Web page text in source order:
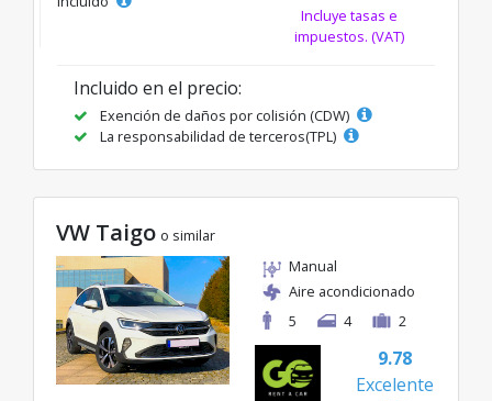
Incluye tasas e
impuestos. (VAT)
Incluido en el precio:
Exención de daños por colisión (CDW)
La responsabilidad de terceros(TPL)
VW Taigo o similar
Manual
Aire acondicionado
5
4 2
9.78
Excelente